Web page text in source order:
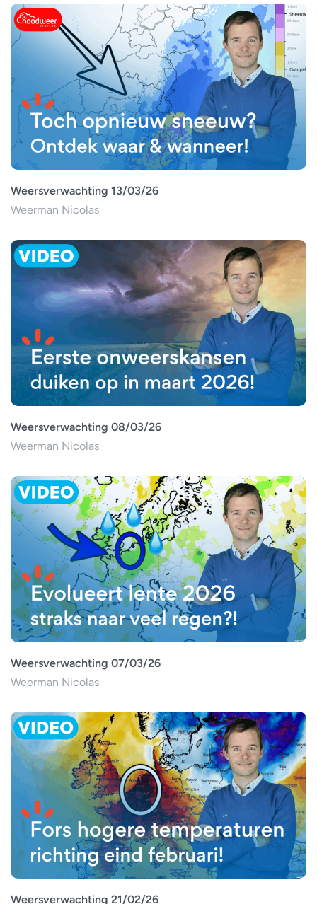
Weersverwachting 13/03/26
Weerman Nicolas
Weersverwachting 08/03/26
Weerman Nicolas
Weersverwachting 07/03/26
Weerman Nicolas
Weersverwachting 21/02/26